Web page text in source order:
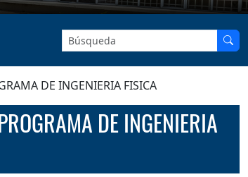
Buscar en el sitio:
DE INGENIERIA FISICA